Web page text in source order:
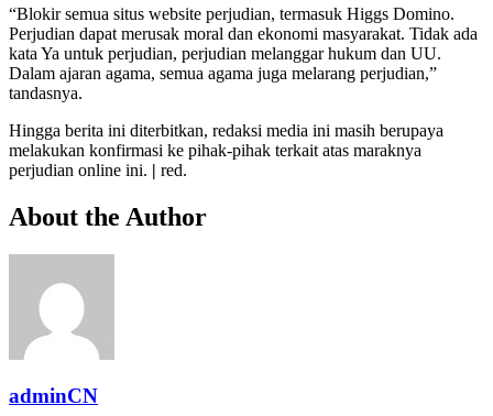
“Blokir semua situs website perjudian, termasuk Higgs Domino.
Perjudian dapat merusak moral dan ekonomi masyarakat. Tidak ada
kata Ya untuk perjudian, perjudian melanggar hukum dan UU.
Dalam ajaran agama, semua agama juga melarang perjudian,”
tandasnya.
Hingga berita ini diterbitkan, redaksi media ini masih berupaya
melakukan konfirmasi ke pihak-pihak terkait atas maraknya
perjudian online ini. | red.
About the Author
adminCN